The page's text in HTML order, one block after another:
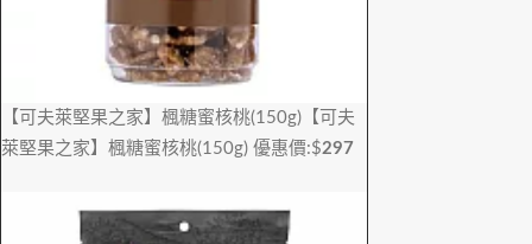
【可夫萊堅果之家】楓糖蜜核桃(150g) 【可夫
萊堅果之家】楓糖蜜核桃(150g) 優惠價:$297